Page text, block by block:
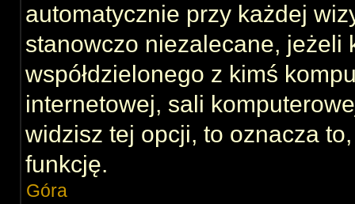
automatycznie przy każdej
stanowczo niezalecane, jeżeli
współdzielonego z kimś
internetowej, sali
widzisz tej opcji, to oznacza
funkcję.
Góra